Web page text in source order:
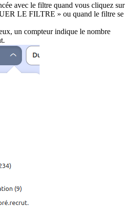
avec le filtre quand vous cliquez sur
LE FILTRE » ou quand le filtre se
un compteur indique le nombre